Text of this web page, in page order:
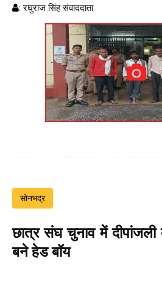
: रघुराज सिंह संवाददाता
सोनभद्र
छात्र संघ चुनाव में
बने हेड बॉय